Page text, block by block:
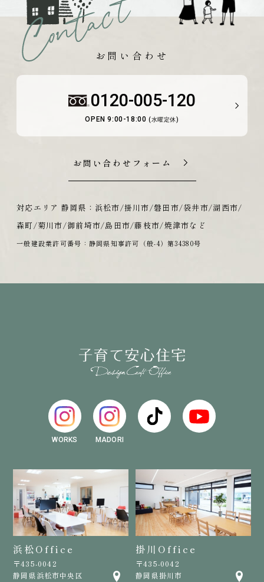
お問い合わせ
0120-005-120
OPEN 9:00-18:00 (水曜定休)
お問い合わせフォーム
対応エリア 静岡県：浜松市/掛川市/磐田市/袋井市/湖西市/
森町/菊川市/御前埼市/島田市/藤枝市/焼津市など
一般建設業許可番号：静岡県知事許可（般-4）第34380号
WORKS MADORI
浜松Office
〒435-0042
静岡県浜松市中央区
掛川Office
〒435-0042
静岡県掛川市